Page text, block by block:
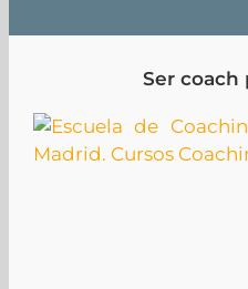
Ser coach